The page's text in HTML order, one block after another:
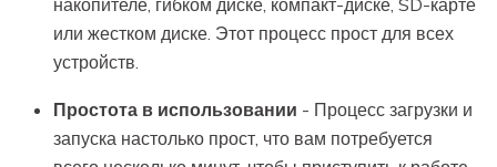
накопителе, гибком диске, компакт-диске, SD-карте
или жестком диске. Этот процесс прост для всех
устройств.
Простота в использовании - Процесс загрузки и
запуска настолько прост, что вам потребуется